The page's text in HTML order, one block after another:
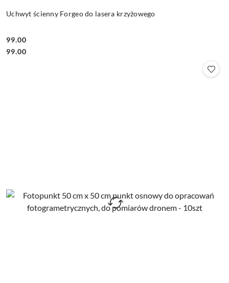
Uchwyt ścienny Forgeo do lasera krzyżowego
Cena:
99.00
Cena:
99.00